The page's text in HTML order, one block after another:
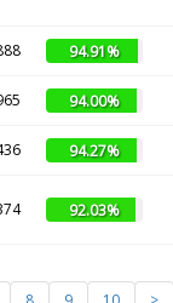
94.91%
94.00%
94.27%
92.03%